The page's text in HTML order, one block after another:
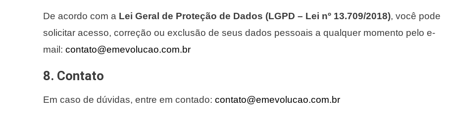
De acordo com a Lei Geral de Proteção de Dados (LGPD – Lei nº 13.709/2018), você pode
solicitar acesso, correção ou exclusão de seus dados pessoais a qualquer momento pelo e-
mail: contato@emevolucao.com.br
8. Contato
Em caso de dúvidas, entre em contado: contato@emevolucao.com.br